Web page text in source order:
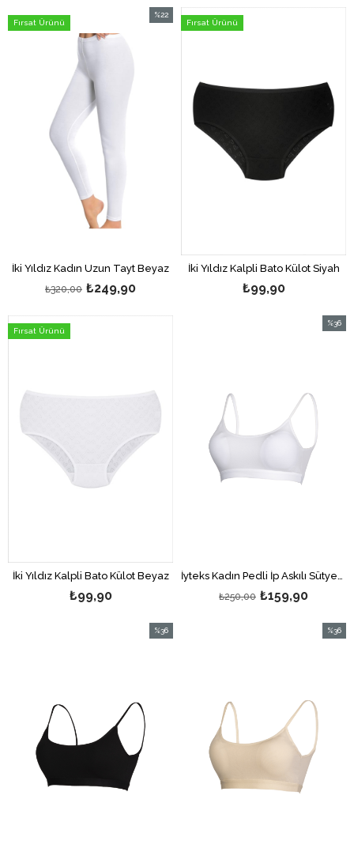
İki Yıldız Kadın Uzun Tayt Beyaz
₺249,90
₺320,00
%22
Fırsat Ürünü
İki Yıldız Kalpli Bato Külot Siyah
₺99,90
Fırsat Ürünü
İki Yıldız Kalpli Bato Külot Beyaz
₺99,90
Fırsat Ürünü
İyteks Kadın Pedli İp Askılı Sütyen Beyaz
₺159,90
₺250,00
%36
%36
%36